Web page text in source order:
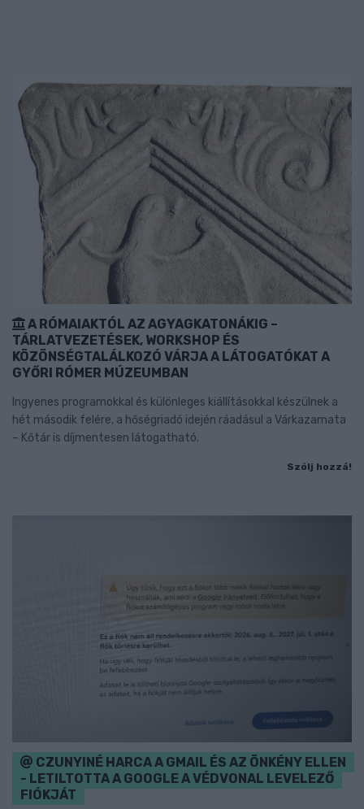
A RÓMAIAKTÓL AZ AGYAGKATONÁKIG –
TÁRLATVEZETÉSEK, WORKSHOP ÉS
KÖZÖNSÉGTALÁLKOZÓ VÁRJA A LÁTOGATÓKAT A
GYŐRI RÓMER MÚZEUMBAN
Ingyenes programokkal és különleges kiállításokkal készülnek a
hét második felére, a hőségriadó idején ráadásul a Várkazamata
– Kőtár is díjmentesen látogatható.
Szólj hozzá!
CZUNYINÉ HARCA A GMAIL ÉS AZ ÖNKÉNY ELLEN
- LETILTOTTA A GOOGLE A VÉDVONAL LEVELEZŐ
FIÓKJÁT